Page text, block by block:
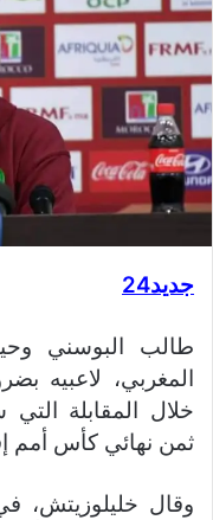
جديد24
طالب البوسني
المغربي، لاعبيه
خلال المقابلة
ثمن نهائي كأس أمم
وقال خليلوزيتش،